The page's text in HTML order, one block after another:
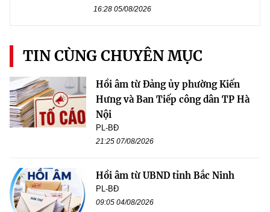
16:28 05/08/2026
TIN CÙNG CHUYÊN MỤC
Hồi âm từ Đảng ủy phường Kiến
Hưng và Ban Tiếp công dân TP Hà
Nội
PL-BĐ
21:25 07/08/2026
Hồi âm từ UBND tỉnh Bắc Ninh
PL-BĐ
09:05 04/08/2026